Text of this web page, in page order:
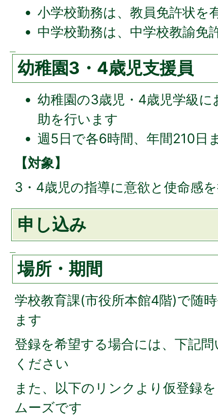
小学校勤務は、教員免許状を
中学校勤務は、中学校教諭免
幼稚園3・4歳児支援員
幼稚園の3歳児・4歳児学級
助を行います
週5日で各6時間、年間210日
【対象】
3・4歳児の指導に意欲と使命感
申し込み
場所・期間
学校教育課(市役所本館4階)で随
ます
登録を希望する場合には、下記
ください
また、以下のリンクより仮登録
ムーズです